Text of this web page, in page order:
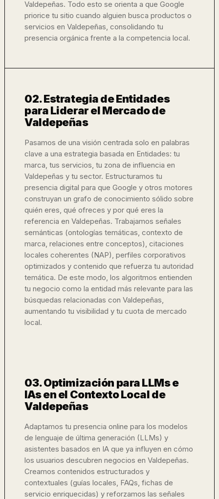
Valdepeñas. Todo esto se orienta a que Google
priorice tu sitio cuando alguien busca productos o
servicios en Valdepeñas, consolidando tu
presencia orgánica frente a la competencia local.
02. Estrategia de Entidades
para Liderar el Mercado de
Valdepeñas
Pasamos de una visión centrada solo en palabras
clave a una estrategia basada en Entidades: tu
marca, tus servicios, tu zona de influencia en
Valdepeñas y tu sector. Estructuramos tu
presencia digital para que Google y otros motores
construyan un grafo de conocimiento sólido sobre
quién eres, qué ofreces y por qué eres la
referencia en Valdepeñas. Trabajamos señales
semánticas (ontologías temáticas, contexto de
marca, relaciones entre conceptos), citaciones
locales coherentes (NAP), perfiles corporativos
optimizados y contenido que refuerza tu autoridad
temática. De este modo, los algoritmos entienden
tu negocio como la entidad más relevante para las
búsquedas relacionadas con Valdepeñas,
aumentando tu visibilidad y tu cuota de mercado
local.
03. Optimización para LLMs e
IAs en el Contexto Local de
Valdepeñas
Adaptamos tu presencia online para los modelos
de lenguaje de última generación (LLMs) y
asistentes basados en IA que ya influyen en cómo
los usuarios descubren negocios en Valdepeñas.
Creamos contenidos estructurados y
contextuales (guías locales, FAQs, fichas de
servicio enriquecidas) y reforzamos las señales